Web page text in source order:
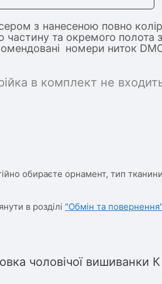
з нанесеною повно
та окремого
номери ниток
в комплект не
обираєте орнамент, тип
в розділі "Обмін та повернення"
чоловічої вишиванки К